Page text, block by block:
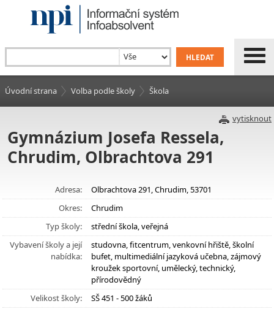
Úvodní strana Volba podle školy Škola
vytisknout
Gymnázium Josefa Ressela,
Chrudim, Olbrachtova 291
Adresa:
Olbrachtova 291, Chrudim, 53701
Okres:
Chrudim
Typ školy:
střední škola, veřejná
Vybavení školy a její
nabídka:
studovna, fitcentrum, venkovní hřiště, školní
bufet, multimediální jazyková učebna, zájmový
kroužek sportovní, umělecký, technický,
přírodovědný
Velikost školy:
SŠ 451 - 500 žáků